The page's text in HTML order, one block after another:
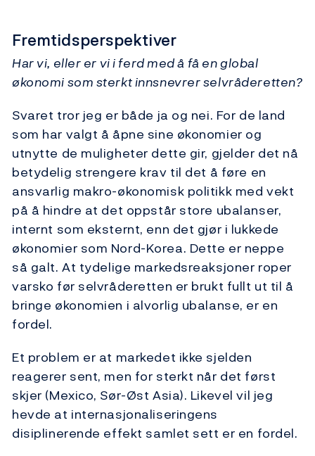
Fremtidsperspektiver
Har vi, eller er vi i ferd med å få en global
økonomi som sterkt innsnevrer selvråderetten?
Svaret tror jeg er både ja og nei. For de land
som har valgt å åpne sine økonomier og
utnytte de muligheter dette gir, gjelder det nå
betydelig strengere krav til det å føre en
ansvarlig makro-økonomisk politikk med vekt
på å hindre at det oppstår store ubalanser,
internt som eksternt, enn det gjør i lukkede
økonomier som Nord-Korea. Dette er neppe
så galt. At tydelige markedsreaksjoner roper
varsko før selvråderetten er brukt fullt ut til å
bringe økonomien i alvorlig ubalanse, er en
fordel.
Et problem er at markedet ikke sjelden
reagerer sent, men for sterkt når det først
skjer (Mexico, Sør-Øst Asia). Likevel vil jeg
hevde at internasjonaliseringens
disiplinerende effekt samlet sett er en fordel.